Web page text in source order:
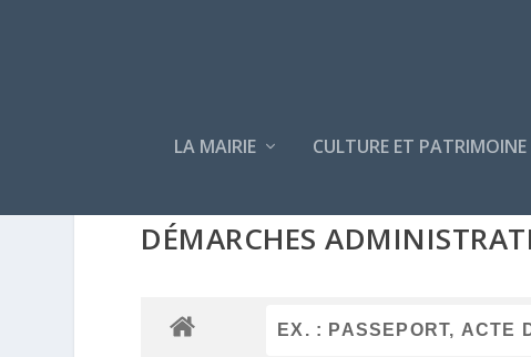
LA MAIRIE CULTURE ET PATRIMOINE
DÉMARCHES